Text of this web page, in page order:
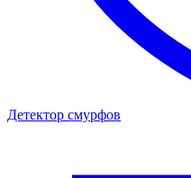
Детектор смурфов